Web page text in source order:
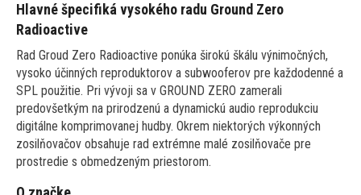
Hlavné špecifiká vysokého radu Ground Zero
Radioactive
Rad Groud Zero Radioactive ponúka širokú škálu výnimočných,
vysoko účinných reproduktorov a subwooferov pre každodenné a
SPL použitie. Pri vývoji sa v GROUND ZERO zamerali
predovšetkým na prirodzenú a dynamickú audio reprodukciu
digitálne komprimovanej hudby. Okrem niektorých výkonných
zosilňovačov obsahuje rad extrémne malé zosilňovače pre
prostredie s obmedzeným priestorom.